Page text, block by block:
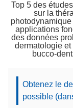
Top 5 des
sur la
applications
des données
dermatologie et
bucco-
Obtenez le
possible